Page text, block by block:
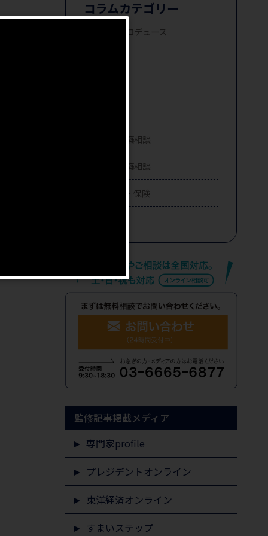
）
コラムカテゴリー
事業転換プロデュース
注文住宅建築相談
賃貸住宅建築相談
住宅ローン・保険
監修記事掲載メディア
専門家profile
プレジデントオンライン
東洋経済オンライン
すまいステップ